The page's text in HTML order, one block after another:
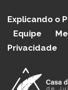
Explicando o
Equipe
Privacidade